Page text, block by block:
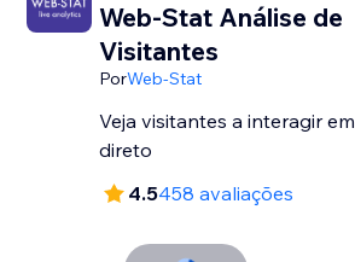
Web-Stat Análise de
Visitantes
PorWeb-Stat
Veja visitantes a interagir em
direto
4.5458 avaliações